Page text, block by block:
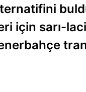
için sarı-